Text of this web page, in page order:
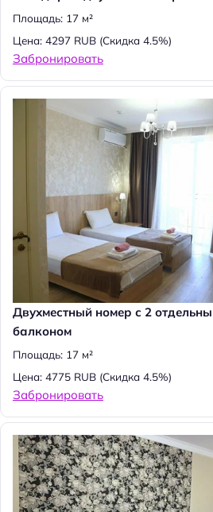
Площадь: 17 м²
Цена: 4297 RUB (Скидка 4.5%)
Забронировать
Двухместный номер с 2
балконом
Площадь: 17 м²
Цена: 4775 RUB (Скидка 4.5%)
Забронировать
т
и
: